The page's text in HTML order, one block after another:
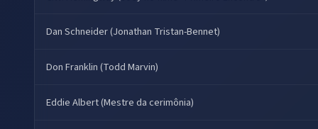
Dan Schneider (Jonathan Tristan-Bennet)
Don Franklin (Todd Marvin)
Eddie Albert (Mestre da cerimônia)